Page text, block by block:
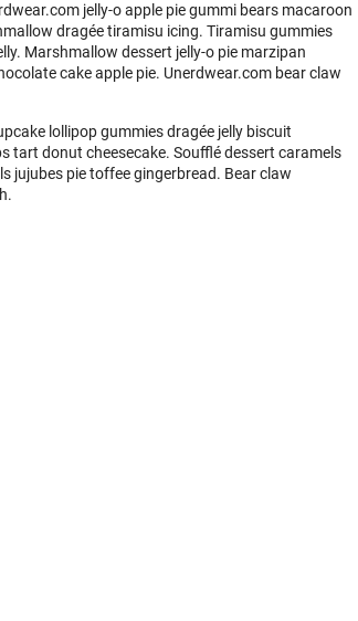
jelly-o apple pie gummi bears macaroon
dragée tiramisu icing. Tiramisu gummies
Marshmallow dessert jelly-o pie marzipan
cake apple pie. Unerdwear.com bear claw
lollipop gummies dragée jelly biscuit
tart donut cheesecake. Soufflé dessert caramels
jujubes pie toffee gingerbread. Bear claw